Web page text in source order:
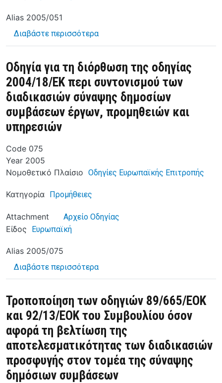
Alias 2005/051
Διαβάστε περισσότεραγια το Τροποποίηση του
Οδηγία για τη διόρθωση της οδηγίας
2004/18/ΕΚ περι συντονισμού των
διαδικασιών σύναψης δημοσίων
συμβάσεων έργων, προμηθειών και
υπηρεσιών
Code 075
Year 2005
Νομοθετικό Πλαίσιο Οδηγίες Ευρωπαϊκής Επιτροπής
Κατηγορία Προμήθειες
Attachment Αρχείο Οδηγίας
Είδος Ευρωπαϊκή
Alias 2005/075
Διαβάστε περισσότεραγια το Οδηγία για τη διόρθωση
Τροποποίηση των οδηγιών 89/665/ΕΟΚ
και 92/13/ΕΟΚ του Συμβουλίου όσον
αφορά τη βελτίωση της
αποτελεσματικότητας των διαδικασιών
προσφυγής στον τομέα της σύναψης
δημόσιων συμβάσεων